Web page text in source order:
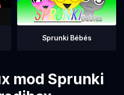
Sprunki Bébés
mod Sprunki